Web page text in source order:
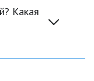
Какая